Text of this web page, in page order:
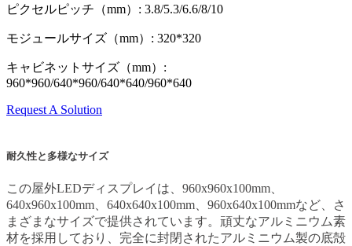
ピクセルピッチ（mm）: 3.8/5.3/6.6/8/10
モジュールサイズ（mm）: 320*320
キャビネットサイズ（mm）:
960*960/640*960/640*640/960*640
Request A Solution
耐久性と多様なサイズ
この屋外LEDディスプレイは、960x960x100mm、
640x960x100mm、640x640x100mm、960x640x100mmなど、さ
まざまなサイズで提供されています。頑丈なアルミニウム素
材を採用しており、完全に封閉されたアルミニウム製の底殻